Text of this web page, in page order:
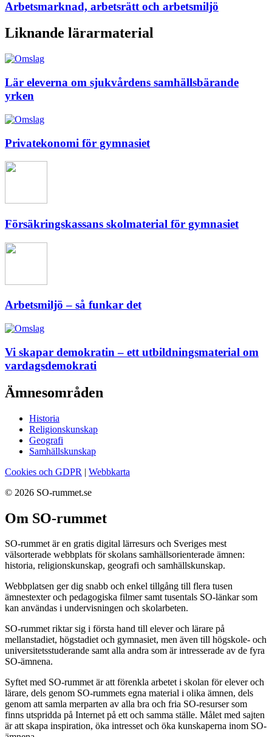
Arbetsmarknad, arbetsrätt och arbetsmiljö
Liknande lärarmaterial
Lär eleverna om sjukvårdens samhällsbärande
yrken
Privatekonomi för gymnasiet
Försäkringskassans skolmaterial för gymnasiet
Arbetsmiljö – så funkar det
Vi skapar demokratin – ett utbildningsmaterial om
vardagsdemokrati
Ämnesområden
Historia
Religionskunskap
Geografi
Samhällskunskap
Cookies och GDPR | Webbkarta
© 2026 SO-rummet.se
Om SO-rummet
SO-rummet är en gratis digital lärresurs och Sveriges mest
välsorterade webbplats för skolans samhällsorienterade ämnen:
historia, religionskunskap, geografi och samhällskunskap.
Webbplatsen ger dig snabb och enkel tillgång till flera tusen
ämnestexter och pedagogiska filmer samt tusentals SO-länkar som
kan användas i undervisningen och skolarbeten.
SO-rummet riktar sig i första hand till elever och lärare på
mellanstadiet, högstadiet och gymnasiet, men även till högskole- och
universitetsstuderande samt alla andra som är intresserade av de fyra
SO-ämnena.
Syftet med SO-rummet är att förenkla arbetet i skolan för elever och
lärare, dels genom SO-rummets egna material i olika ämnen, dels
genom att samla merparten av alla bra och fria SO-resurser som
finns utspridda på Internet på ett och samma ställe. Målet med sajten
är att skapa inspiration, öka intresset och öka kunskaperna inom SO-